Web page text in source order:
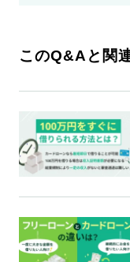
このQ&Aと関